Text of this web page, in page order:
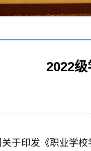
2022
于印发《职业学